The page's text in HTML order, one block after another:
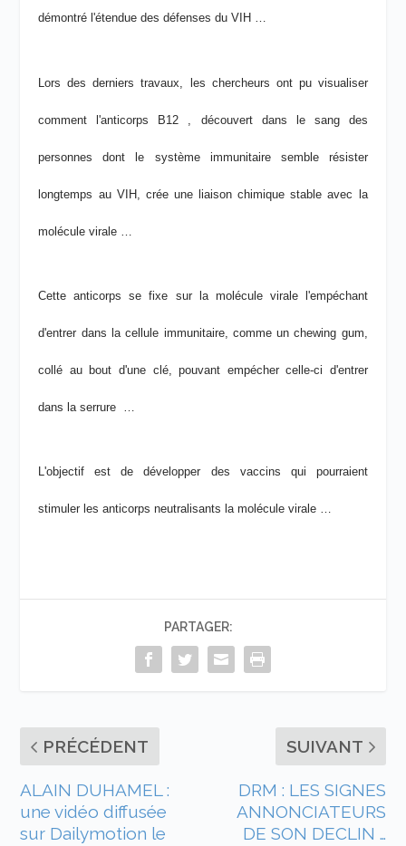
démontré l'étendue des défenses du VIH …
Lors des derniers travaux, les chercheurs ont pu visualiser
comment l'anticorps B12 , découvert dans le sang des
personnes dont le système immunitaire semble résister
longtemps au VIH, crée une liaison chimique stable avec la
molécule virale …
Cette anticorps se fixe sur la molécule virale l'empéchant
d'entrer dans la cellule immunitaire, comme un chewing gum,
collé au bout d'une clé, pouvant empécher celle-ci d'entrer
dans la serrure …
L'objectif est de développer des vaccins qui pourraient
stimuler les anticorps neutralisants la molécule virale …
PARTAGER:
PRÉCÉDENT
ALAIN DUHAMEL :
une vidéo diffusée
sur Dailymotion le
SUIVANT
DRM : LES SIGNES
ANNONCIATEURS
DE SON DECLIN …